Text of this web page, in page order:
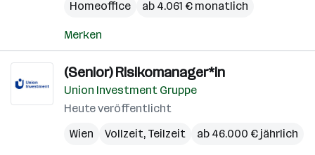
Homeoffice
ab 4.061 € monatlich
Merken
(Senior) Risikomanager*in
Union Investment Gruppe
Heute veröffentlicht
Wien
Vollzeit, Teilzeit ab 46.000 € jährlich